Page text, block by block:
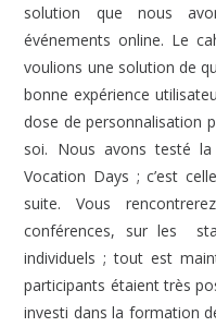
solution que nous
événements online. Le
voulions une solution de
bonne expérience
dose de personnalisation
soi. Nous avons testé la
Vocation Days ; c’est
suite. Vous
conférences, sur les
individuels ; tout est
participants étaient très
investi dans la formation